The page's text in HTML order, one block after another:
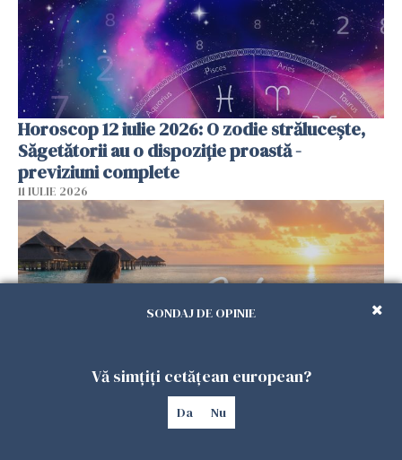
Horoscop 12 iulie 2026: O zodie strălucește,
Săgetătorii au o dispoziție proastă -
previziuni complete
11 IULIE 2026
Horoscop 11 iulie 2026. Ziua în care cerul îți
SONDAJ DE OPINIE
Vă simțiți cetățean european?
Da Nu